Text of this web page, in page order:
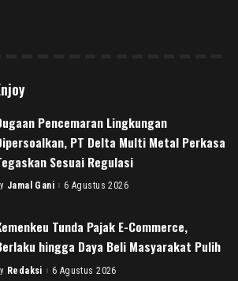
Pencemaran Lingkungan
PT Delta Multi Metal Perkasa
Sesuai Regulasi
Jamal Gani 6 Agustus 2026
Tunda Pajak E-Commerce,
hingga Daya Beli Masyarakat Pulih
Redaksi 6 Agustus 2026